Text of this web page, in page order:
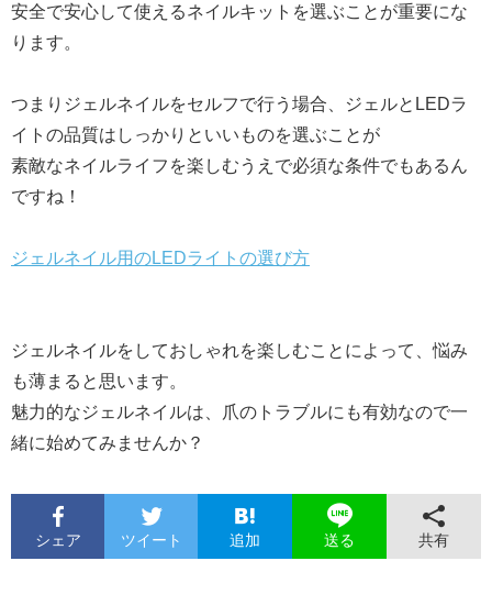
安全で安心して使えるネイルキットを選ぶことが重要にな
ります。
つまりジェルネイルをセルフで行う場合、ジェルとLEDラ
イトの品質はしっかりといいものを選ぶことが
素敵なネイルライフを楽しむうえで必須な条件でもあるん
ですね！
ジェルネイル用のLEDライトの選び方
ジェルネイルをしておしゃれを楽しむことによって、悩み
も薄まると思います。
魅力的なジェルネイルは、爪のトラブルにも有効なので一
緒に始めてみませんか？
シェア ツイート 追加 送る 共有